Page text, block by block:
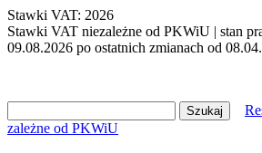
Stawki VAT: 2026
Stawki VAT niezależne od PKWiU | stan
09.08.2026 po ostatnich zmianach od
zależne od PKWiU